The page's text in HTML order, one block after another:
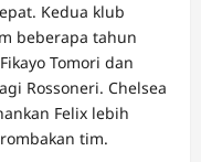
Kedua klub
beberapa tahun
Tomori dan
Rossoneri. Chelsea
Felix lebih
tim.